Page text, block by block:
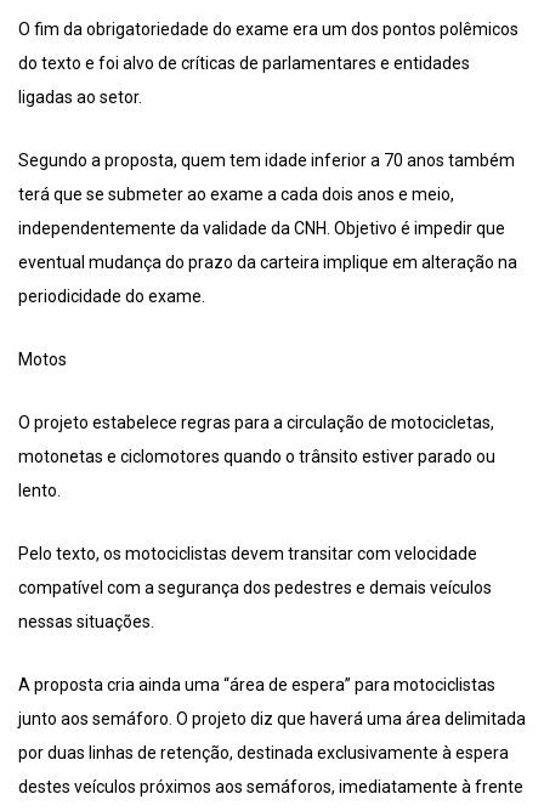
O fim da obrigatoriedade do exame era um dos pontos polêmicos
do texto e foi alvo de críticas de parlamentares e entidades
ligadas ao setor.
Segundo a proposta, quem tem idade inferior a 70 anos também
terá que se submeter ao exame a cada dois anos e meio,
independentemente da validade da CNH. Objetivo é impedir que
eventual mudança do prazo da carteira implique em alteração na
periodicidade do exame.
Motos
O projeto estabelece regras para a circulação de motocicletas,
motonetas e ciclomotores quando o trânsito estiver parado ou
lento.
Pelo texto, os motociclistas devem transitar com velocidade
compatível com a segurança dos pedestres e demais veículos
nessas situações.
A proposta cria ainda uma “área de espera” para motociclistas
junto aos semáforo. O projeto diz que haverá uma área delimitada
por duas linhas de retenção, destinada exclusivamente à espera
destes veículos próximos aos semáforos, imediatamente à frente